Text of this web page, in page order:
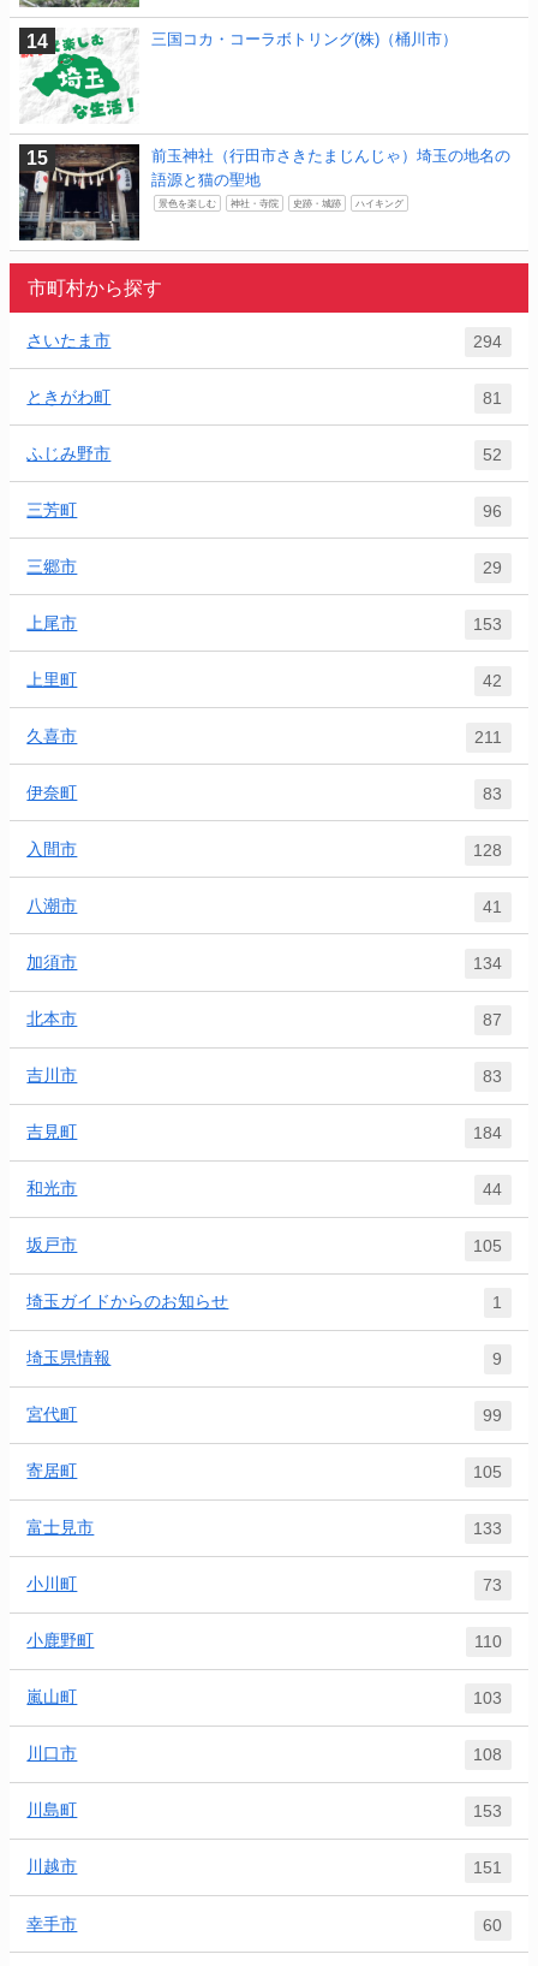
三国コカ・コーラボトリング(株)（桶川市）
前玉神社（行田市さきたまじんじゃ）埼玉の地名の
語源と猫の聖地
景色を楽しむ 神社・寺院 史跡・城跡 ハイキング
市町村から探す
さいたま市 294
ときがわ町 81
ふじみ野市 52
三芳町 96
三郷市 29
上尾市 153
上里町 42
久喜市 211
伊奈町 83
入間市 128
八潮市 41
加須市 134
北本市 87
吉川市 83
吉見町 184
和光市 44
坂戸市 105
埼玉ガイドからのお知らせ 1
埼玉県情報 9
宮代町 99
寄居町 105
富士見市 133
小川町 73
小鹿野町 110
嵐山町 103
川口市 108
川島町 153
川越市 151
幸手市 60